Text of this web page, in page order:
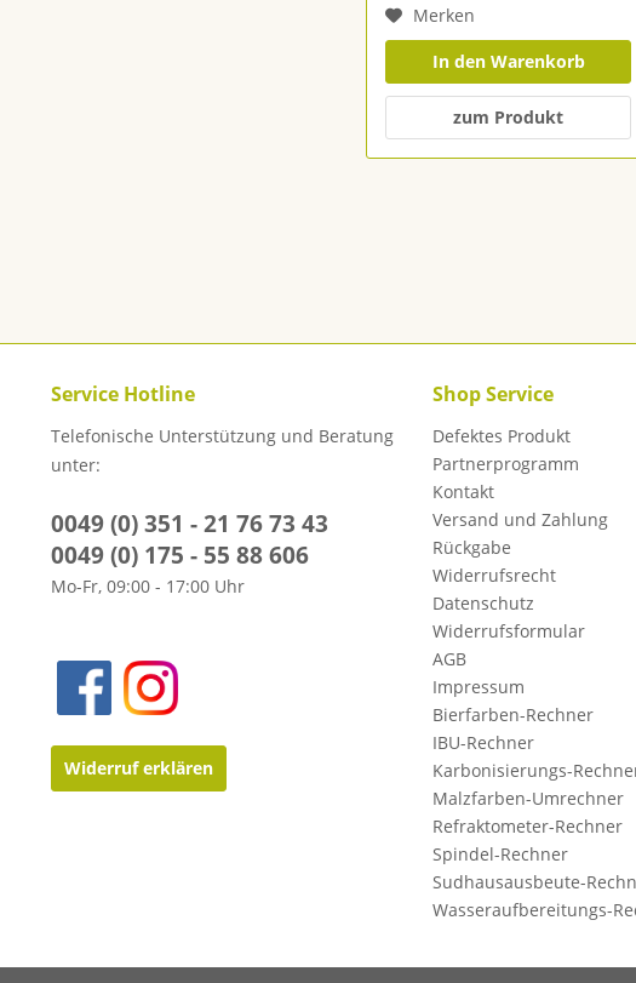
Merken
In den Warenkorb
zum Produkt
Service Hotline
Telefonische Unterstützung und Beratung
unter:
0049 (0) 351 - 21 76 73 43
0049 (0) 175 - 55 88 606
Mo-Fr, 09:00 - 17:00 Uhr
Widerruf erklären
Shop Service
Defektes Produkt
Partnerprogramm
Kontakt
Versand und Zahlung
Rückgabe
Widerrufsrecht
Datenschutz
Widerrufsformular
AGB
Impressum
Bierfarben-Rechner
IBU-Rechner
Karbonisierungs-
Malzfarben-Umrechner
Refraktometer-Rechner
Spindel-Rechner
Sudhausausbeute-
Wasseraufbereitungs-